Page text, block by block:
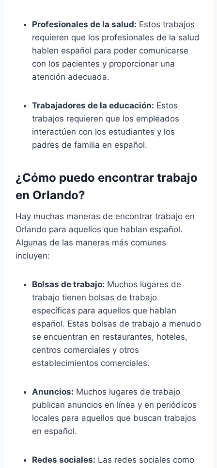
Profesionales de la salud: Estos trabajos
requieren que los profesionales de la salud
hablen español para poder comunicarse
con los pacientes y proporcionar una
atención adecuada.
Trabajadores de la educación: Estos
trabajos requieren que los empleados
interactúen con los estudiantes y los
padres de familia en español.
¿Cómo puedo encontrar trabajo
en Orlando?
Hay muchas maneras de encontrar trabajo en
Orlando para aquellos que hablan español.
Algunas de las maneras más comunes
incluyen:
Bolsas de trabajo: Muchos lugares de
trabajo tienen bolsas de trabajo
específicas para aquellos que hablan
español. Estas bolsas de trabajo a menudo
se encuentran en restaurantes, hoteles,
centros comerciales y otros
establecimientos comerciales.
Anuncios: Muchos lugares de trabajo
publican anuncios en línea y en periódicos
locales para aquellos que buscan trabajos
en español.
Redes sociales: Las redes sociales como